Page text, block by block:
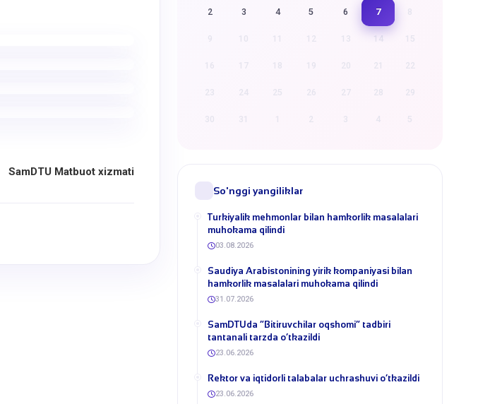
SamDTU Matbuot xizmati
2 3 4 5 6 7
14 15
21 22
27 28 29
3 4 5
So'nggi yangiliklar
Turkiyalik mehmonlar bilan hamkorlik masalalari
muhokama qilindi
03.08.2026
​Saudiya Arabistonining yirik kompaniyasi bilan
hamkorlik masalalari muhokama qilindi
31.07.2026
​SamDTUda “Bitiruvchilar oqshomi” tadbiri
tantanali tarzda o‘tkazildi
23.06.2026
​Rektor va iqtidorli talabalar uchrashuvi o‘tkazildi
23.06.2026